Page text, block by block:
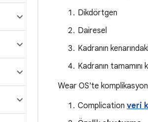
Dikdörtgen
Dairesel
Kadranın
Kadranın
Wear OS'te komplikasyon
Complication veri